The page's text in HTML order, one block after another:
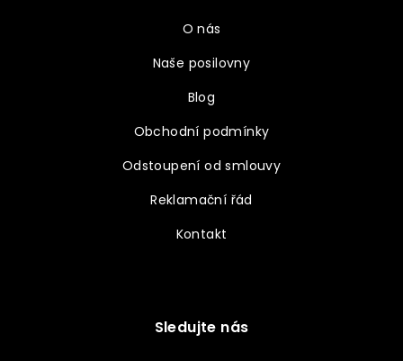
O nás
Naše posilovny
Blog
Obchodní podmínky
Odstoupení od smlouvy
Reklamační řád
Kontakt
Sledujte nás